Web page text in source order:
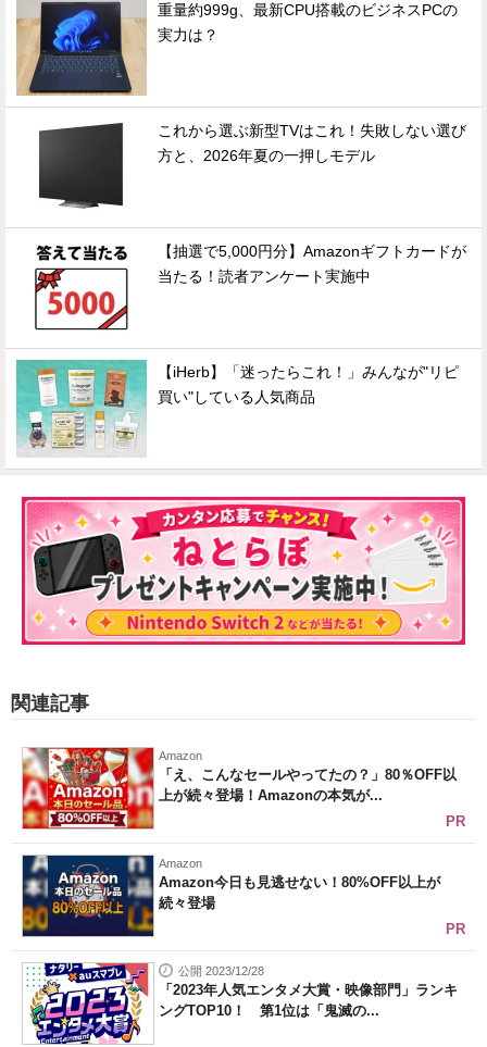
重量約999g、最新CPU搭載のビジネスPCの
実力は？
これから選ぶ新型TVはこれ！失敗しない選び
方と、2026年夏の一押しモデル
【抽選で5,000円分】Amazonギフトカードが
当たる！読者アンケート実施中
【iHerb】「迷ったらこれ！」みんなが"リピ
買い"している人気商品
関連記事
Amazon
「え、こんなセールやってたの？」80％OFF以
上が続々登場！Amazonの本気が...
PR
Amazon
Amazon今日も見逃せない！80%OFF以上が
続々登場
PR
公開 2023/12/28
「2023年人気エンタメ大賞・映像部門」ランキ
ングTOP10！ 第1位は「鬼滅の...